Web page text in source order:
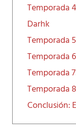
Temporada
Darhk
Temporada
Temporada
Temporada
Temporada
Conclusión: